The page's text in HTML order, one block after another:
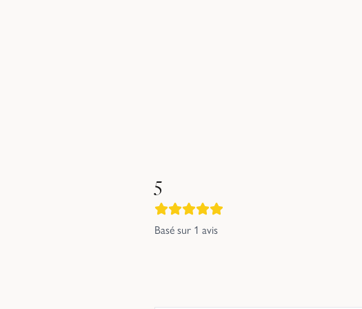
5
Basé sur 1 avis